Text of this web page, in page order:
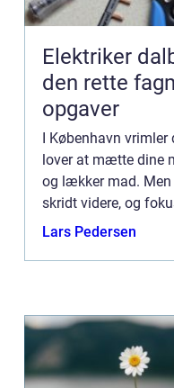
Elektriker dalby sådan
den rette
opgaver
I København vrimler
lover at mætte dine
og lækker mad. Men
skridt videre, og
smag og kvalitet,
Lars Pedersen